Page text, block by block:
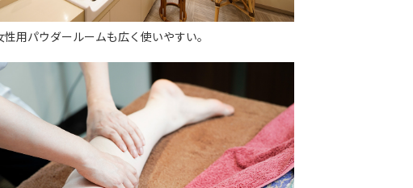
性用パウダールームも広く使いやすい。